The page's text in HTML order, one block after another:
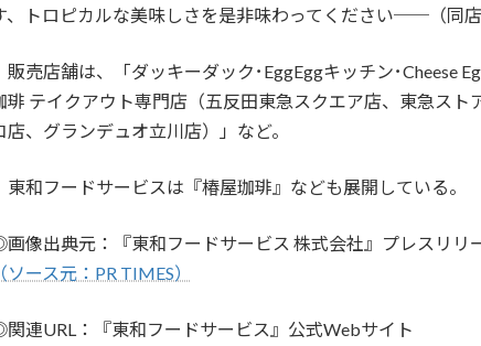
、トロピカルな美味しさを是非味わってください──（同店
販売店舗は、「ダッキーダック･EggEggキッチン･Cheese
琲 テイクアウト専門店（五反田東急スクエア店、東急スト
店、グランデュオ立川店）」など。
東和フードサービスは『椿屋珈琲』なども展開している。
像出典元：『東和フードサービス 株式会社』プレスリリ
（ソース元：PR TIMES）
連URL：『東和フードサービス』公式Webサイト